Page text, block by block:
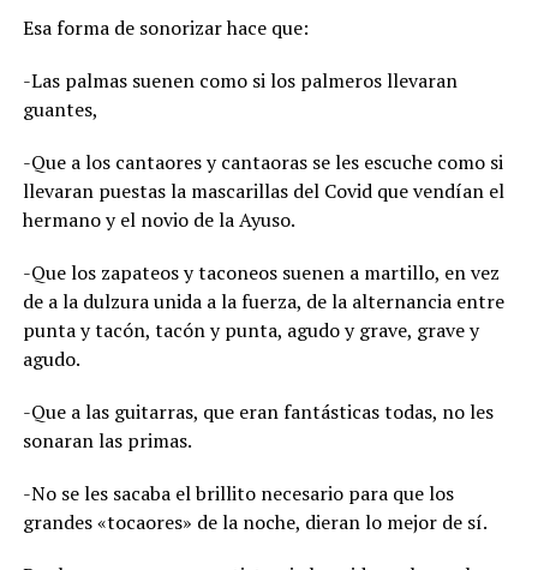
Esa forma de sonorizar hace que:
-Las palmas suenen como si los palmeros llevaran
guantes,
-Que a los cantaores y cantaoras se les escuche como si
llevaran puestas la mascarillas del Covid que vendían el
hermano y el novio de la Ayuso.
-Que los zapateos y taconeos suenen a martillo, en vez
de a la dulzura unida a la fuerza, de la alternancia entre
punta y tacón, tacón y punta, agudo y grave, grave y
agudo.
-Que a las guitarras, que eran fantásticas todas, no les
sonaran las primas.
-No se les sacaba el brillito necesario para que los
grandes «tocaores» de la noche, dieran lo mejor de sí.